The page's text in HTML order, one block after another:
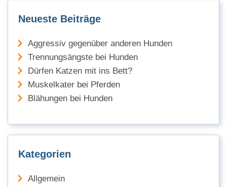
Neueste Beiträge
Aggressiv gegenüber anderen Hunden
Trennungsängste bei Hunden
Dürfen Katzen mit ins Bett?
Muskelkater bei Pferden
Blähungen bei Hunden
Kategorien
Allgemein